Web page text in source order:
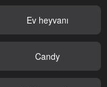
Ev heyvanı
Candy